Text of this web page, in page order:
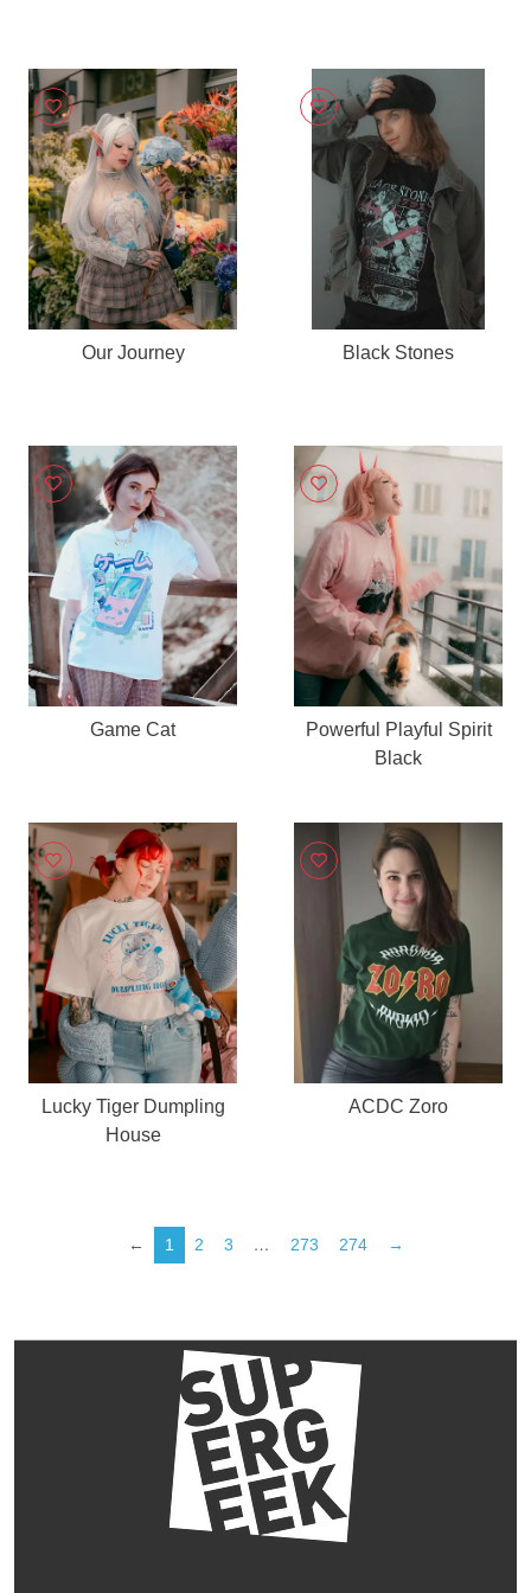
Our Journey Black Stones
Game Cat
Powerful Playful Spirit
Black
Lucky Tiger Dumpling
House
ACDC Zoro
← 1 2 3 … 273 274 →